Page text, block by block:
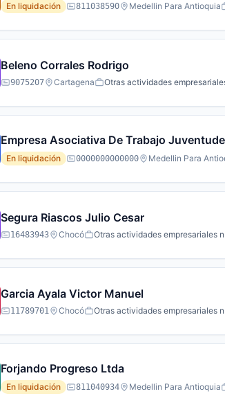
En liquidación
811038590 Medellin Para Antioquia
Beleno Corrales Rodrigo
9075207 Cartagena Otras actividades
Empresa Asociativa De Trabajo
En liquidación
0000000000000 Medellin Para
Segura Riascos Julio Cesar
16483943 Chocó Otras actividades empresariales
Garcia Ayala Victor Manuel
11789701 Chocó Otras actividades empresariales
Forjando Progreso Ltda
En liquidación
811040934 Medellin Para Antioquia